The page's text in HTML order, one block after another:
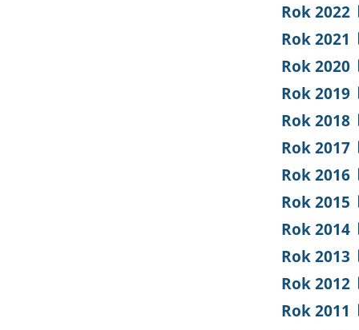
Rok 2022
Rok 2021
Rok 2020
Rok 2019
Rok 2018
Rok 2017
Rok 2016
Rok 2015
Rok 2014
Rok 2013
Rok 2012
Rok 2011